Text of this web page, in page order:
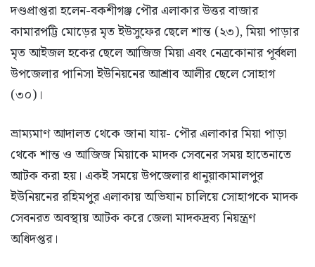
দণ্ডপ্রাপ্তরা হলেন-বকশীগঞ্জ পৌর এলাকার উত্তর বাজার
কামারপট্টি মোড়ের মৃত ইউসুফের ছেলে শান্ত (২৩), মিয়া পাড়ার
মৃত আইজল হকের ছেলে আজিজ মিয়া এবং নেত্রকোনার পূর্বধলা
উপজেলার পানিসা ইউনিয়নের আশ্রাব আলীর ছেলে সোহাগ
(৩০)।
ভ্রাম্যমাণ আদালত থেকে জানা যায়- পৌর এলাকার মিয়া পাড়া
থেকে শান্ত ও আজিজ মিয়াকে মাদক সেবনের সময় হাতেনাতে
আটক করা হয়। একই সময়ে উপজেলার ধানুয়াকামালপুর
ইউনিয়নের রহিমপুর এলাকায় অভিযান চালিয়ে সোহাগকে মাদক
সেবনরত অবস্থায় আটক করে জেলা মাদকদ্রব্য নিয়ন্ত্রণ
অধিদপ্তর।